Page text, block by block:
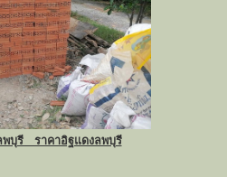
บุรี ราคาอิฐแดงลพบุรี